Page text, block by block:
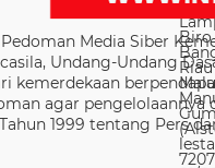
Media Siber
Undang-Undang
kemerdekaan
agar pengelolaannya
1999 tentang Pers